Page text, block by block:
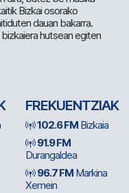
Bizkai osorako
dauan bakarra.
hutsean egiten
FREKUENTZIAK
102.6 FM Bizkaia
91.9 FM
Durangaldea
96.7 FM Markina
Xemein